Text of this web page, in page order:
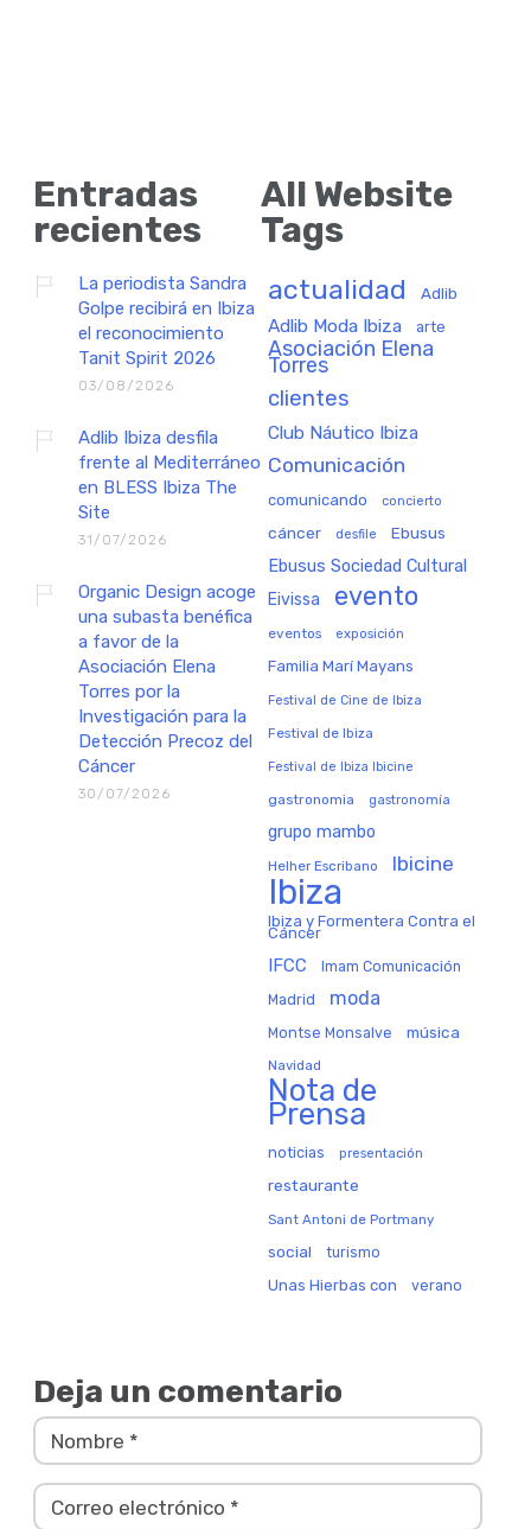
Entradas
recientes
La periodista Sandra
Golpe recibirá en Ibiza
el reconocimiento
Tanit Spirit 2026
03/08/2026
Adlib Ibiza desfila
frente al Mediterráneo
en BLESS Ibiza The
Site
31/07/2026
Organic Design acoge
una subasta benéfica
a favor de la
Asociación Elena
Torres por la
Investigación para la
Detección Precoz del
Cáncer
30/07/2026
All Website
Tags
actualidad Adlib
Adlib Moda Ibiza arte
Asociación Elena
Torres
clientes
Club Náutico Ibiza
Comunicación
comunicando concierto
cáncer desfile Ebusus
Ebusus Sociedad Cultural
Eivissa evento
eventos exposición
Familia Marí Mayans
Festival de Cine de Ibiza
Festival de Ibiza
Festival de Ibiza Ibicine
gastronomia gastronomía
grupo mambo
Helher Escribano Ibicine
Ibiza
Ibiza y Formentera Contra el
Cáncer
IFCC Imam Comunicación
Madrid moda
Montse Monsalve música
Navidad
Nota de
Prensa
noticias presentación
restaurante
Sant Antoni de Portmany
social turismo
Unas Hierbas con verano
Deja un comentario